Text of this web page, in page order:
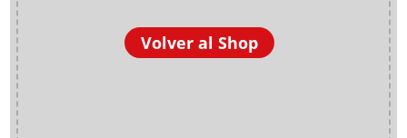
Volver al Shop